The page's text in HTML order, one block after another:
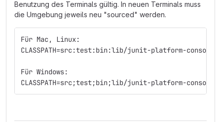
Benutzung des Terminals gültig. In neuen Terminals muss
die Umgebung jeweils neu "sourced" werden.
Für Mac, Linux:
CLASSPATH=src:test:bin:lib/junit-platform-
Für Windows:
CLASSPATH=src;test;bin;lib/junit-platform-